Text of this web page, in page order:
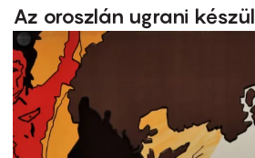
Az oroszlán ugrani készül